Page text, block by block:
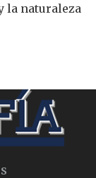
la naturaleza